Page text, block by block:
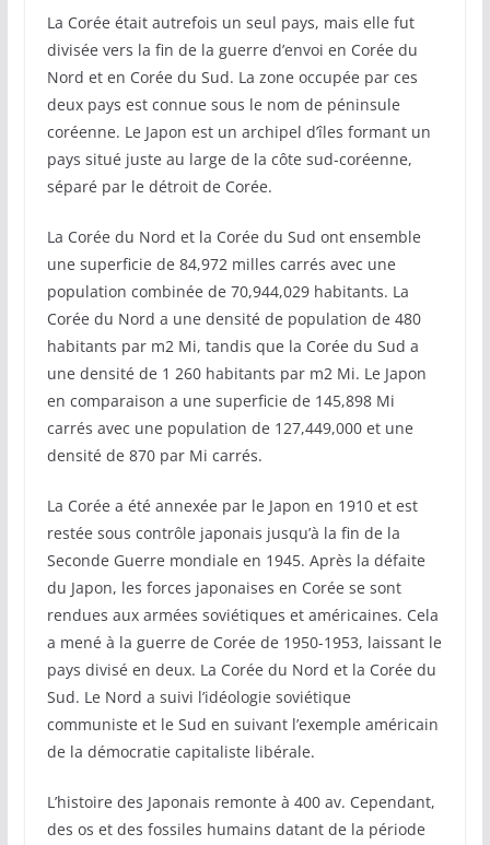
La Corée était autrefois un seul pays, mais elle fut
divisée vers la fin de la guerre d’envoi en Corée du
Nord et en Corée du Sud. La zone occupée par ces
deux pays est connue sous le nom de péninsule
coréenne. Le Japon est un archipel d’îles formant un
pays situé juste au large de la côte sud-coréenne,
séparé par le détroit de Corée.
La Corée du Nord et la Corée du Sud ont ensemble
une superficie de 84,972 milles carrés avec une
population combinée de 70,944,029 habitants. La
Corée du Nord a une densité de population de 480
habitants par m2 Mi, tandis que la Corée du Sud a
une densité de 1 260 habitants par m2 Mi. Le Japon
en comparaison a une superficie de 145,898 Mi
carrés avec une population de 127,449,000 et une
densité de 870 par Mi carrés.
La Corée a été annexée par le Japon en 1910 et est
restée sous contrôle japonais jusqu’à la fin de la
Seconde Guerre mondiale en 1945. Après la défaite
du Japon, les forces japonaises en Corée se sont
rendues aux armées soviétiques et américaines. Cela
a mené à la guerre de Corée de 1950-1953, laissant le
pays divisé en deux. La Corée du Nord et la Corée du
Sud. Le Nord a suivi l’idéologie soviétique
communiste et le Sud en suivant l’exemple américain
de la démocratie capitaliste libérale.
L’histoire des Japonais remonte à 400 av. Cependant,
des os et des fossiles humains datant de la période